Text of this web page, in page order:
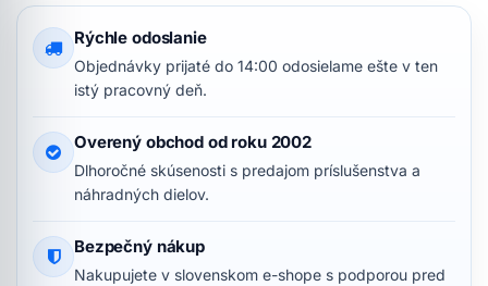
Rýchle odoslanie
Objednávky prijaté do 14:00 odosielame ešte v ten
istý pracovný deň.
Overený obchod od roku 2002
Dlhoročné skúsenosti s predajom príslušenstva a
náhradných dielov.
Bezpečný nákup
Nakupujete v slovenskom e-shope s podporou pred